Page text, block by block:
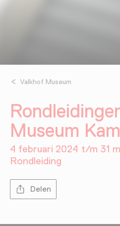
Valkhof Museum
Museum Kam
4 februari 2024 t/m 31
Rondleiding
Delen